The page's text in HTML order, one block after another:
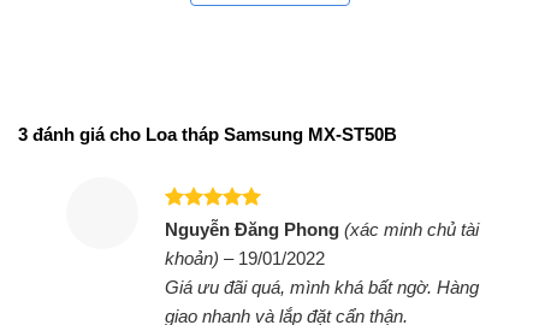
bạn tận hưởng bữa tiệc của mình cùng bạn bè ở
Công nghệ âm thanh- Loa tháp Samsung
Bass Booster khuếch đại âm bass lên mức cao
3 đánh giá cho Loa tháp Samsung MX-ST50B
Được xếp
hạng
sao
Nguyễn Đăng Phong(xác minh chủ tài
khoản) – 19/01/2022
Giá ưu đãi quá, mình khá bất ngờ. Hàng
giao nhanh và lắp đặt cẩn thận.